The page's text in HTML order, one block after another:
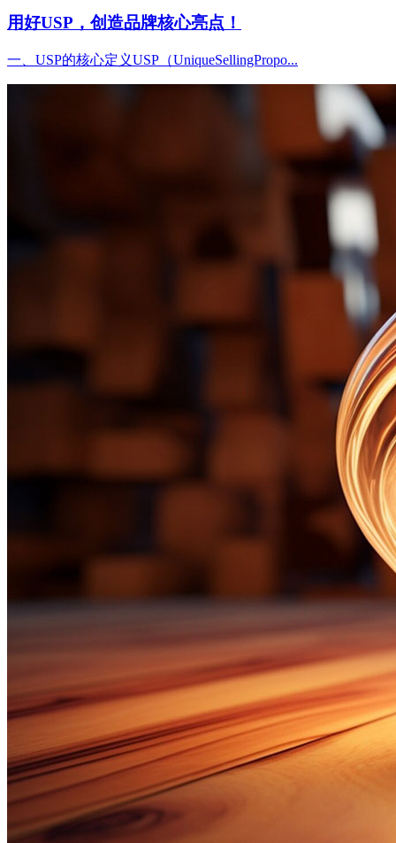
用好USP，创造品牌核心亮点！
一、USP的核心定义USP（UniqueSellingPropo...